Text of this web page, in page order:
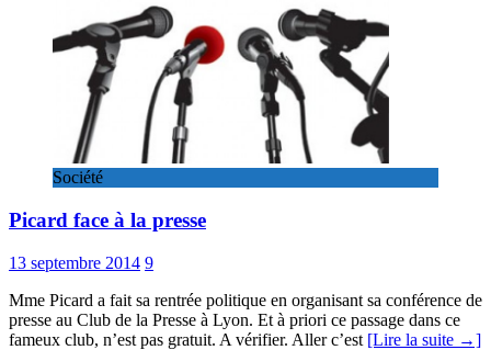
Société
Picard face à la presse
13 septembre 2014 9
Mme Picard a fait sa rentrée politique en organisant sa conférence de
presse au Club de la Presse à Lyon. Et à priori ce passage dans ce
fameux club, n’est pas gratuit. A vérifier. Aller c’est [Lire la suite →]